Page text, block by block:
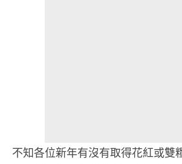
不知各位新年有沒有取得花紅或雙